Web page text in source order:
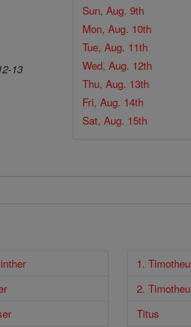
13
Sun, Aug. 9th
Mon, Aug. 10th
Tue, Aug. 11th
Wed, Aug. 12th
Thu, Aug. 13th
Fri, Aug. 14th
Sat, Aug. 15th
1.
2.
Titus